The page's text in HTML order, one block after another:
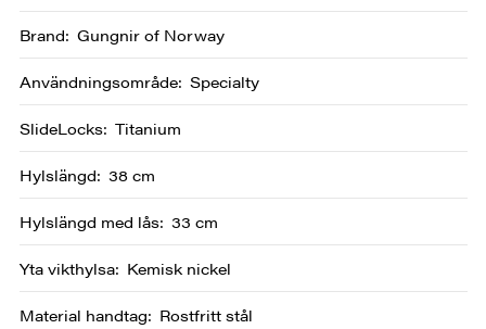
Brand Gungnir of Norway
Användningsområde Specialty
SlideLocks Titanium
Hylslängd 38 cm
Hylslängd med lås 33 cm
Yta vikthylsa Kemisk nickel
Material handtag Rostfritt stål